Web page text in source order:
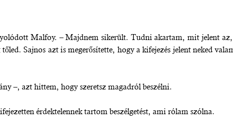
Malfoy. – Majdnem sikerült. Tudni akartam, mit jelent
Sajnos azt is megerősítette, hogy a kifejezés jelent neked
–, azt hittem, hogy szeretsz magadról beszélni.
érdektelennek tartom beszélgetést, ami rólam szólna.